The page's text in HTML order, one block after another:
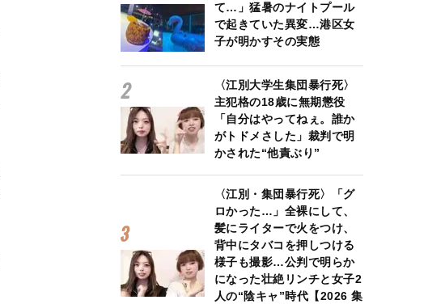
て…」猛暑のナイトプール
で起きていた異変…港区女
子が明かすその実態
〈江別大学生集団暴行死〉
主犯格の18歳に無期懲役
「自分はやってねぇ。誰か
がトドメさした」裁判で明
かされた“他責ぶり”
〈江別・集団暴行死〉「グ
ロかった…」全裸にして、
髪にライターで火をつけ、
背中にタバコを押しつける
様子も撮影…公判で明らか
になった壮絶リンチと女子2
人の“陰キャ”時代【2026 集